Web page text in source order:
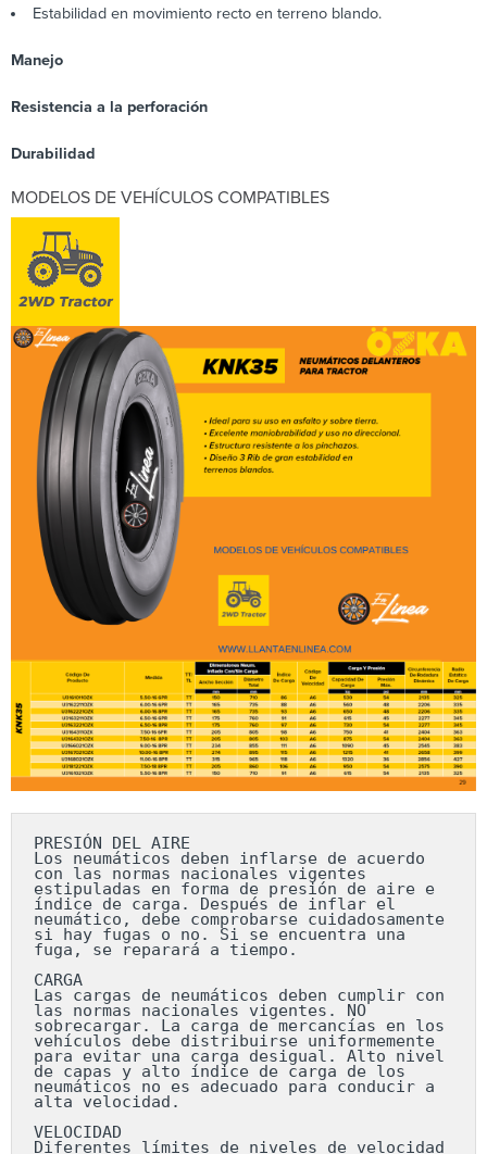
Estabilidad en movimiento recto en terreno blando.
Manejo
Resistencia a la perforación
Durabilidad
MODELOS DE VEHÍCULOS COMPATIBLES
PRESIÓN DEL AIRE
Los neumáticos deben inflarse de acuerdo
con las normas nacionales vigentes
estipuladas en forma de presión de aire e
índice de carga. Después de inflar el
neumático, debe comprobarse cuidadosamente
si hay fugas o no. Si se encuentra una
fuga, se reparará a tiempo.
CARGA
Las cargas de neumáticos deben cumplir con
las normas nacionales vigentes. NO
sobrecargar. La carga de mercancías en los
vehículos debe distribuirse uniformemente
para evitar una carga desigual. Alto nivel
de capas y alto índice de carga de los
neumáticos no es adecuado para conducir a
alta velocidad.
VELOCIDAD
Diferentes límites de niveles de velocidad